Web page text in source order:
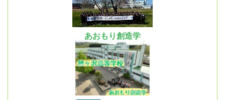
あおもり創造学